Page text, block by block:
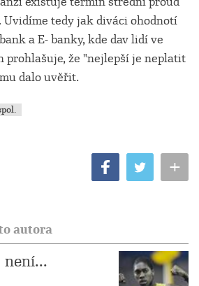
Uvidíme tedy jak diváci ohodnotí
a E- banky, kde dav lidí ve
prohlašuje, že "nejlepší je neplatit
dalo uvěřit.
+
autora
není...